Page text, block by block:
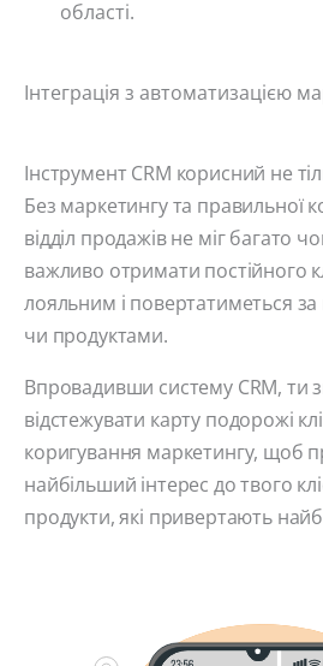
області.
Інтеграція з автоматизацією
Інструмент CRM корисний не
Без маркетингу та правильної
відділ продажів не міг багато
важливо отримати постійного
лояльним і повертатиметься
чи продуктами.
Впровадивши систему CRM, ти
відстежувати карту подорожі
коригування маркетингу, щоб
найбільший інтерес до твого
продукти, які привертають